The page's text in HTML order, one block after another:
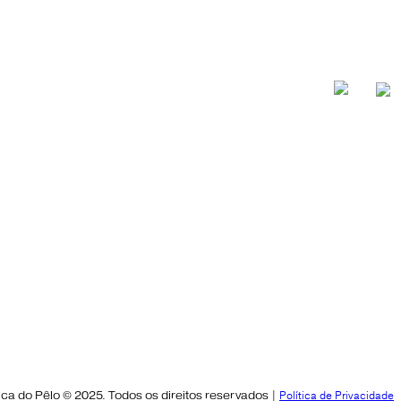
do Pêlo © 2025. Todos os direitos reservados | Política de Privacidade